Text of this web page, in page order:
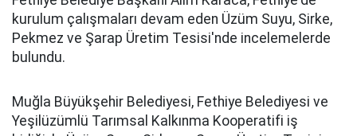
kurulum çalışmaları devam eden Üzüm Suyu, Sirke,
Pekmez ve Şarap Üretim Tesisi'nde incelemelerde
bulundu.
Muğla Büyükşehir Belediyesi, Fethiye Belediyesi ve
Yeşilüzümlü Tarımsal Kalkınma Kooperatifi iş